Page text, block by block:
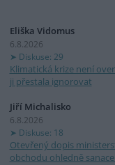
Eliška Vidomus
6.8.2026
Diskuse: 29
Klimatická krize není
ji přestala ignorovat
Jiří Michalisko
6.8.2026
Diskuse: 18
Otevřený dopis
obchodu ohledně